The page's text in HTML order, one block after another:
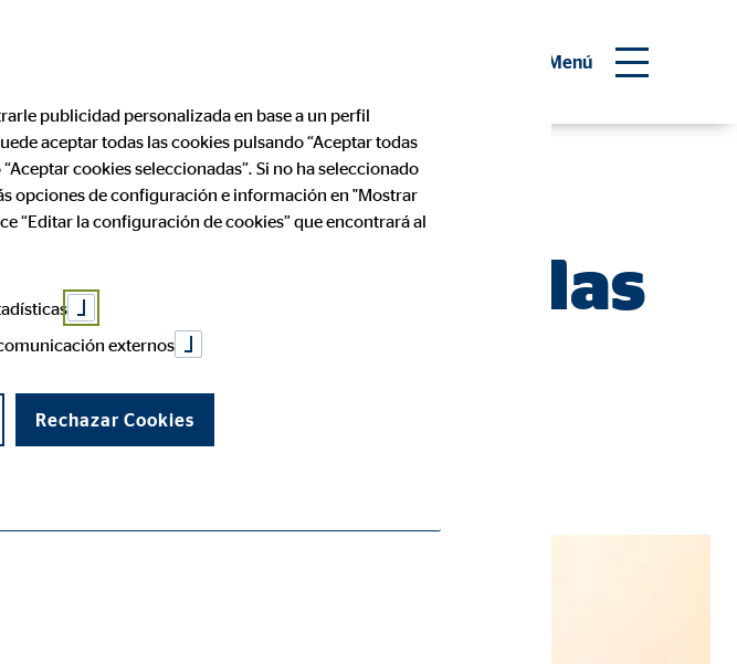
Menú
2025:
y cómo solicitarlas
publicidad personalizada en base a un perfil
aceptar todas las cookies pulsando “Aceptar todas
cookies seleccionadas”. Si no ha seleccionado
opciones de configuración e información en "Mostrar
“Editar la configuración de cookies” que encontrará al
externos
Rechazar Cookies